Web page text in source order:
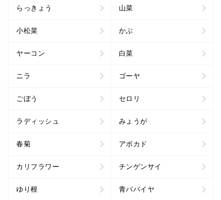
らっきょう 山菜
小松菜 かぶ
ヤーコン 白菜
ニラ ゴーヤ
ごぼう セロリ
ラディッシュ みょうが
春菊 アボカド
カリフラワー チンゲンサイ
ゆり根 青パパイヤ